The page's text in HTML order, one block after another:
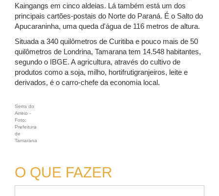
Kaingangs em cinco aldeias. Lá também está um dos
principais cartões-postais do Norte do Paraná. É o Salto do
Apucaraninha, uma queda d'água de 116 metros de altura.
Situada a 340 quilômetros de Curitiba e pouco mais de 50
quilômetros de Londrina, Tamarana tem 14.548 habitantes,
segundo o IBGE. A agricultura, através do cultivo de
produtos como a soja, milho, hortifrutigranjeiros, leite e
derivados, é o carro-chefe da economia local.
Serra do
Arreio -
Foto:
Prefeitura
de
Tamarana
O QUE FAZER